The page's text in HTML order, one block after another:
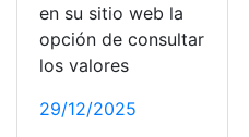
en su sitio web la
opción de consultar
los valores
29/12/2025